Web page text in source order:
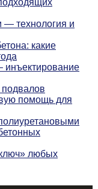
— технология и
какие
инъектирование
помощь для
любых